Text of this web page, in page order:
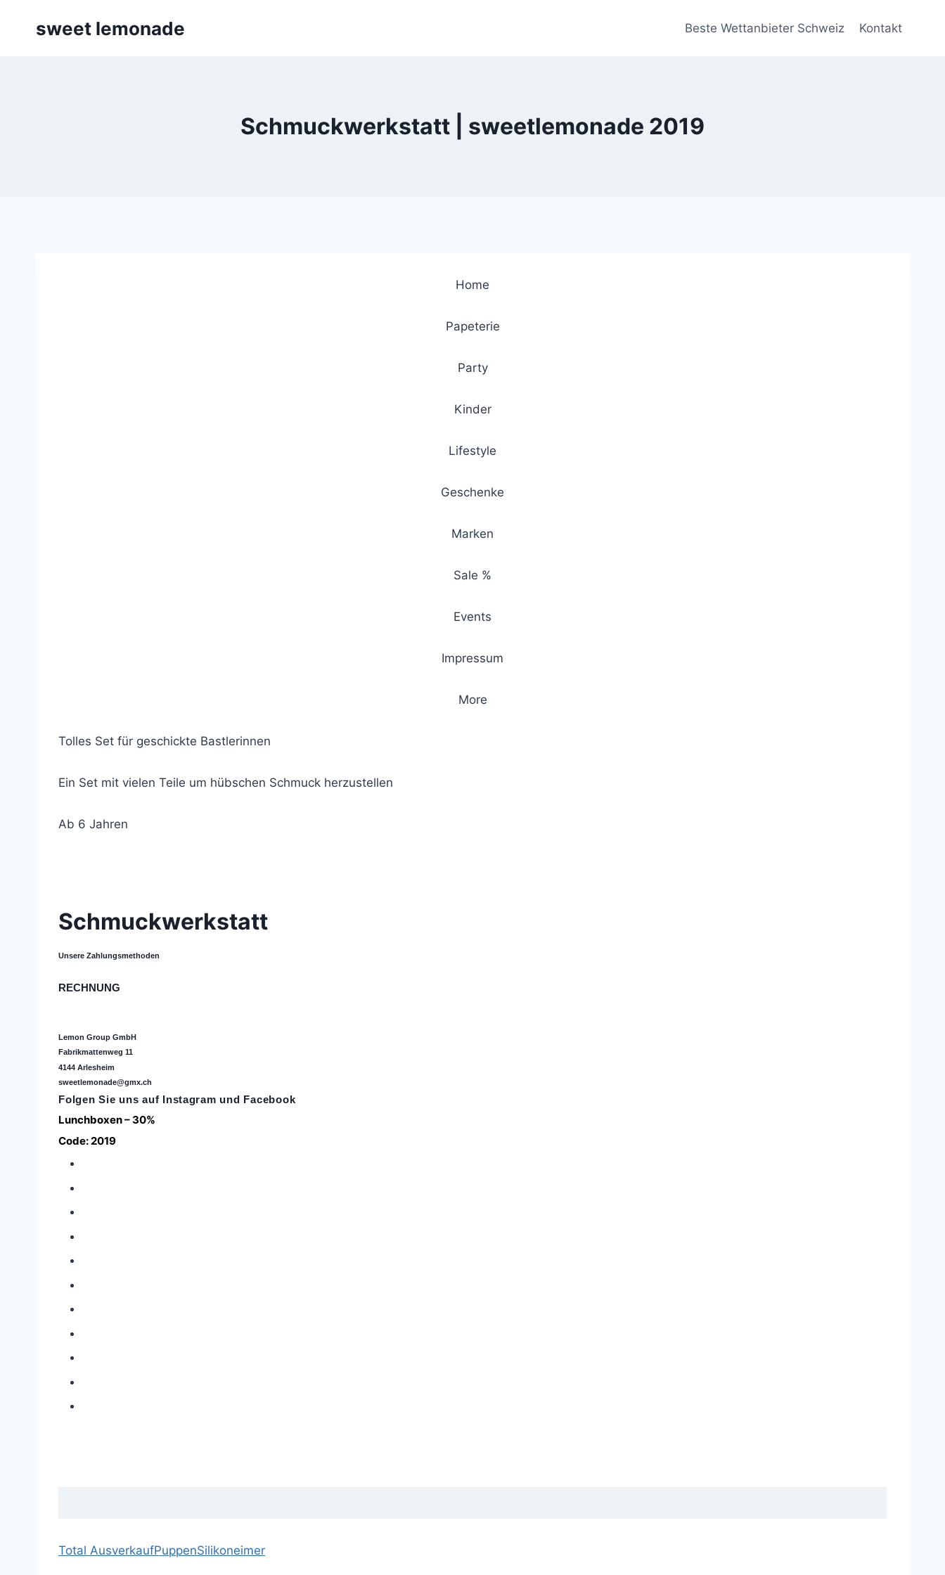
sweet lemonade Beste Wettanbieter Schweiz Kontakt
Schmuckwerkstatt | sweetlemonade 2019
Home
Papeterie
Party
Kinder
Lifestyle
Geschenke
Marken
Sale %
Events
Impressum
More
Tolles Set für geschickte Bastlerinnen
Ein Set mit vielen Teile um hübschen Schmuck herzustellen
Ab 6 Jahren
Schmuckwerkstatt
Unsere Zahlungsmethoden
RECHNUNG
Lemon Group GmbH
Fabrikmattenweg 11
4144 Arlesheim
sweetlemonade@gmx.ch
Folgen Sie uns auf Instagram und Facebook
Lunchboxen – 30%
Code: 2019
Total AusverkaufPuppenSilikoneimer